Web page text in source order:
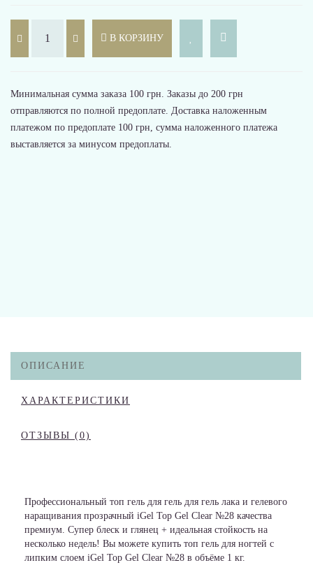
В КОРЗИНУ
Минимальная сумма заказа 100 грн. Заказы до 200 грн
отправляются по полной предоплате. Доставка наложенным
платежом по предоплате 100 грн, сумма наложенного платежа
выставляется за минусом предоплаты.
ОПИСАНИЕ
ХАРАКТЕРИСТИКИ
ОТЗЫВЫ (0)
Профессиональный топ гель для гель для гель лака и гелевого
наращивания прозрачный iGel Top Gel Clear №28 качества
премиум. Супер блеск и глянец + идеальная стойкость на
несколько недель! Вы можете купить топ гель для ногтей с
липким слоем iGel Top Gel Clear №28 в объёме 1 кг.